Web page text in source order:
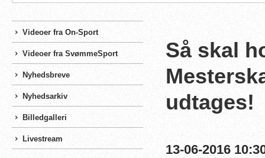
Videoer fra On-Sport
Videoer fra SvømmeSport
Nyhedsbreve
Nyhedsarkiv
Billedgalleri
Livestream
Så skal
udtages!
13-06-2016